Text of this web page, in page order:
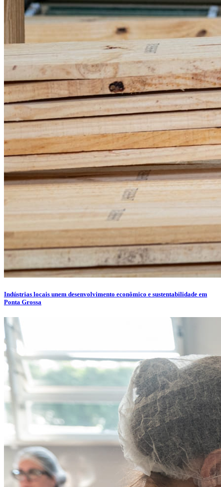
Indústrias locais unem desenvolvimento econômico e sustentabilidade em
Ponta Grossa